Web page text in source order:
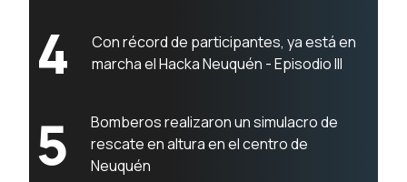
4
Con récord de participantes, ya está en
marcha el Hacka Neuquén - Episodio III
5
Bomberos realizaron un simulacro de
rescate en altura en el centro de
Neuquén